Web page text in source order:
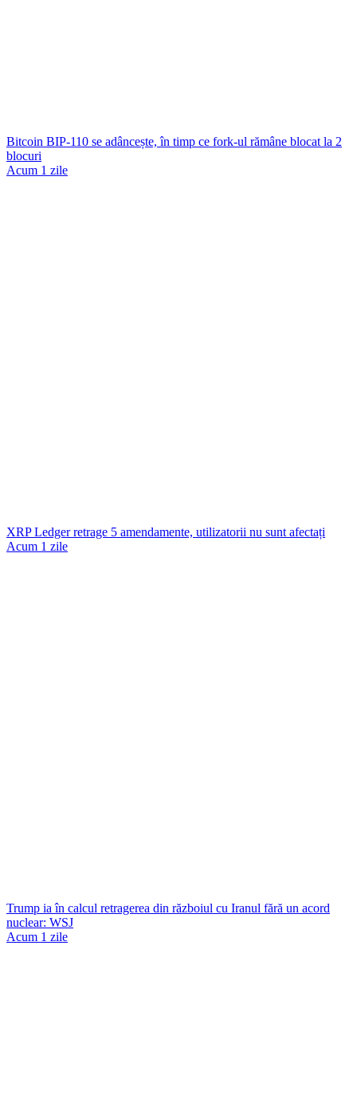
Bitcoin BIP-110 se adâncește, în timp ce fork-ul rămâne blocat la 2
blocuri
Acum 1 zile
XRP Ledger retrage 5 amendamente, utilizatorii nu sunt afectați
Acum 1 zile
Trump ia în calcul retragerea din războiul cu Iranul fără un acord
nuclear: WSJ
Acum 1 zile